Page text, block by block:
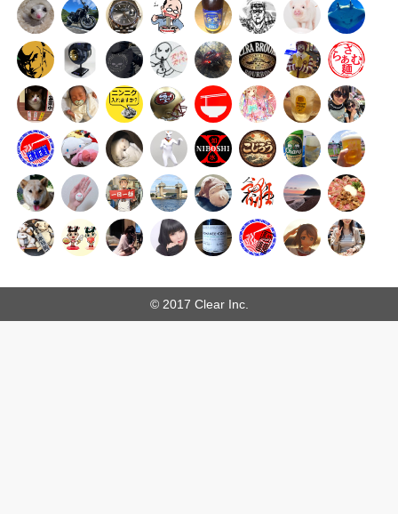
© 2017 Clear Inc.